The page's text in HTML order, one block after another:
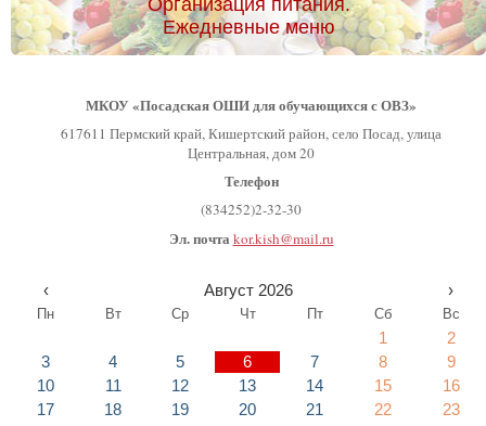
Ежедневные меню
МКОУ «Посадская ОШИ для обучающихся с ОВЗ»
617611 Пермский край, Кишертский район, село Посад, улица
Центральная, дом 20
Телефон
(834252)2-32-30
Эл. почта kor.kish@mail.ru
‹ Август 2026 ›
Пн Вт Ср Чт Пт Сб Вс
1
2
3
4 5 6 7 8
9
10
11 12 13 14 15
16
17
18 19 20 21 22
23